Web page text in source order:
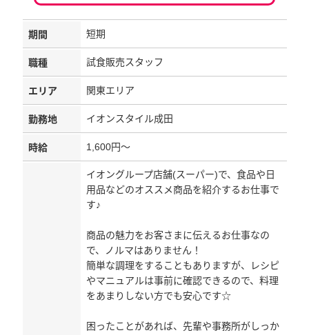
期間 短期
職種 試食販売スタッフ
エリア 関東エリア
勤務地 イオンスタイル成田
時給 1,600円～
イオングループ店舗(スーパー)で、食品や日
用品などのオススメ商品を紹介するお仕事で
す♪
商品の魅力をお客さまに伝えるお仕事なの
で、ノルマはありません！
簡単な調理をすることもありますが、レシピ
やマニュアルは事前に確認できるので、料理
をあまりしない方でも安心です☆
困ったことがあれば、先輩や事務所がしっか